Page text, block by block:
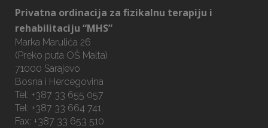
Privatna ordinacija za fizikalnu terapiju i
rehabilitaciju “MHS”
Marka Marulića 26
(Preko puta OŠ Malta)
71000 Sarajevo
Bosna i Hercegovina
Tel: +387 33 655 057
Tel: +387 33 664 741
Fax: +387 33 653 510